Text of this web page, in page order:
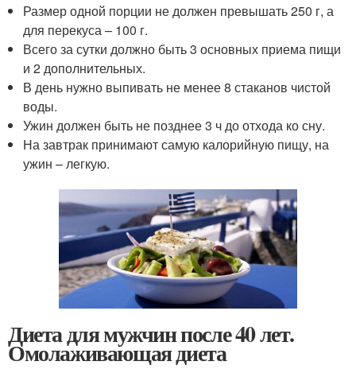
Размер одной порции не должен превышать 250 г, а
для перекуса – 100 г.
Всего за сутки должно быть 3 основных приема пищи
и 2 дополнительных.
В день нужно выпивать не менее 8 стаканов чистой
воды.
Ужин должен быть не позднее 3 ч до отхода ко сну.
На завтрак принимают самую калорийную пищу, на
ужин – легкую.
Диета для мужчин после 40 лет.
Омолаживающая диета